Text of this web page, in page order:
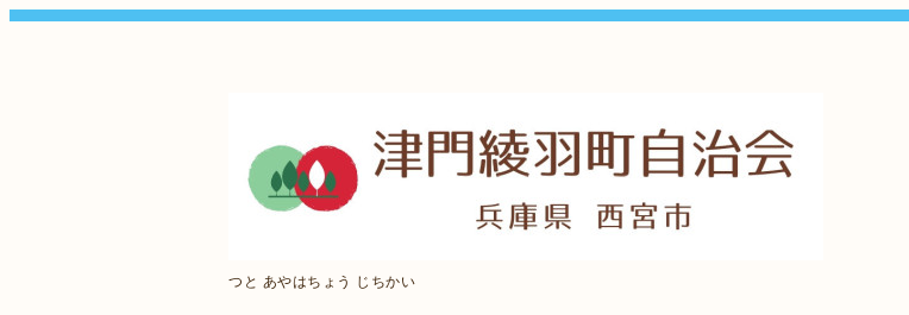
つと あやはちょう じちかい